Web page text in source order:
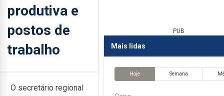
produtiva e
postos de
trabalho
O secretário regional
PUB
Mais lidas
Hoje Semana